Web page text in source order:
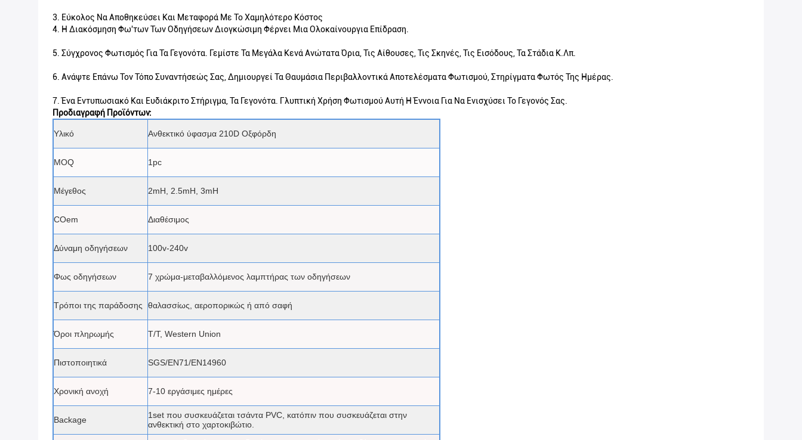
3. Εύκολος Να Αποθηκεύσει Και Μεταφορά Με Το Χαμηλότερο Κόστος
4. Η Διακόσμηση Φω'των Των Οδηγήσεων Διογκώσιμη Φέρνει Μια Ολοκαίνουργια Επίδραση.
5. Σύγχρονος Φωτισμός Για Τα Γεγονότα. Γεμίστε Τα Μεγάλα Κενά Ανώτατα Όρια, Τις Αίθουσες, Τις Σκηνές, Τις Εισόδους, Τα Στάδια Κ.λπ.
6. Ανάψτε Επάνω Τον Τόπο Συναντήσεώς Σας, Δημιουργεί Τα Θαυμάσια Περιβαλλοντικά Αποτελέσματα Φωτισμού, Στηρίγματα Φωτός Της Ημέρας.
7. Ένα Εντυπωσιακό Και Ευδιάκριτο Στήριγμα, Τα Γεγονότα. Γλυπτική Χρήση Φωτισμού Αυτή Η Έννοια Για Να Ενισχύσει Το Γεγονός Σας.
Προδιαγραφή Προϊόντων:
Υλικό Ανθεκτικό ύφασμα 210D Οξφόρδη
MOQ 1pc
Μέγεθος 2mH, 2.5mH, 3mH
COem Διαθέσιμος
Δύναμη οδηγήσεων 100v-240v
Φως οδηγήσεων 7 χρώμα-μεταβαλλόμενος λαμπτήρας των οδηγήσεων
Τρόποι της παράδοσης θαλασσίως, αεροπορικώς ή από σαφή
Όροι πληρωμής T/T, Western Union
Πιστοποιητικά SGS/EN71/EN14960
Χρονική ανοχή 7-10 εργάσιμες ημέρες
Backage
1set που συσκευάζεται τσάντα PVC, κατόπιν που συσκευάζεται στην
ανθεκτική στο χαρτοκιβώτιο.